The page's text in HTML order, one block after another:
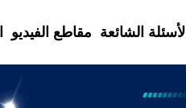
مقاطع الفيديو الأسئلة الشائعة